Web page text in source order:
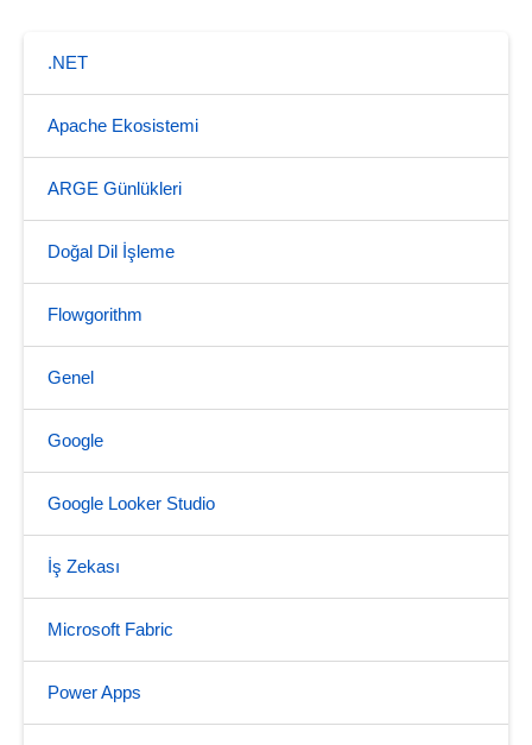
.NET
Apache Ekosistemi
ARGE Günlükleri
Doğal Dil İşleme
Flowgorithm
Genel
Google
Google Looker Studio
İş Zekası
Microsoft Fabric
Power Apps